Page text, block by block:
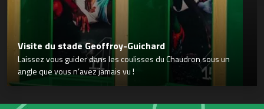
Visite du stade Geoffroy-Guichard
Laissez vous guider dans les coulisses du Chaudron sous un
angle que vous n’avez jamais vu !